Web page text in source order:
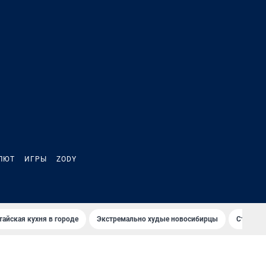
ИГРЫ ZODY
кухня в городе Экстремально худые новосибирцы Старт